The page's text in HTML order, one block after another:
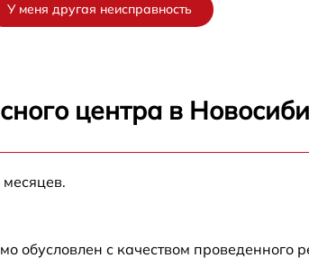
У меня другая неисправность
центра в
обусловлен с качеством